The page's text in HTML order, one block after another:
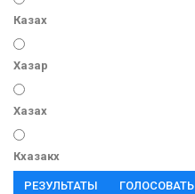
Казах
Хазар
Хазах
Кхазакх
РЕЗУЛЬТАТЫ ГОЛОСОВАТЬ